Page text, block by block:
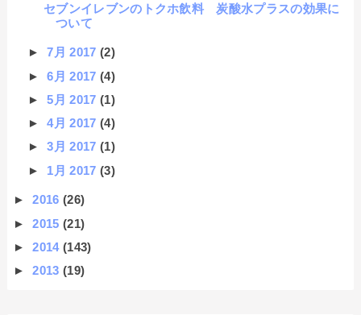
セブンイレブンのトクホ飲料 炭酸水プラスの効果に
ついて
►7月 2017 (2)
►6月 2017 (4)
►5月 2017 (1)
►4月 2017 (4)
►3月 2017 (1)
► 1月 2017 (3)
►2016(26)
►2015(21)
►2014(143)
►2013(19)